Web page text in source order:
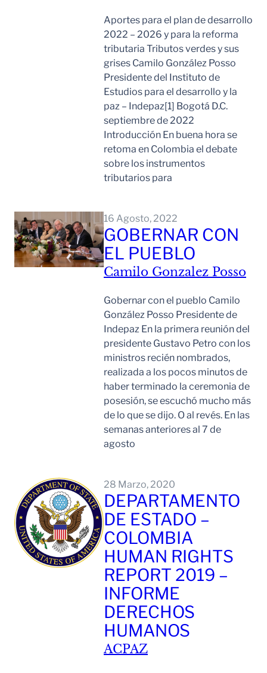
Aportes para el plan de desarrollo
2022 – 2026 y para la reforma
tributaria Tributos verdes y sus
grises Camilo González Posso
Presidente del Instituto de
Estudios para el desarrollo y la
paz – Indepaz[1] Bogotá D.C.
septiembre de 2022
Introducción En buena hora se
retoma en Colombia el debate
sobre los instrumentos
tributarios para
16 Agosto, 2022
GOBERNAR CON
EL PUEBLO
Camilo Gonzalez Posso
Gobernar con el pueblo Camilo
González Posso Presidente de
Indepaz En la primera reunión del
presidente Gustavo Petro con los
ministros recién nombrados,
realizada a los pocos minutos de
haber terminado la ceremonia de
posesión, se escuchó mucho más
de lo que se dijo. O al revés. En las
semanas anteriores al 7 de
agosto
28 Marzo, 2020
DEPARTAMENTO
DE ESTADO –
COLOMBIA
HUMAN RIGHTS
REPORT 2019 –
INFORME
DERECHOS
HUMANOS
ACPAZ